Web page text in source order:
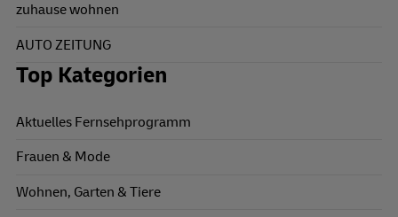
zuhause wohnen
AUTO ZEITUNG
Top Kategorien
Aktuelles Fernsehprogramm
Frauen & Mode
Wohnen, Garten & Tiere